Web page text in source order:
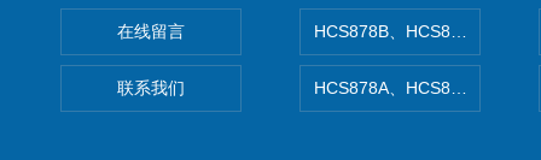
在线留言
联系我们
HCS878B、HCS878A矿石型
HCS878A、HCS878B非金属